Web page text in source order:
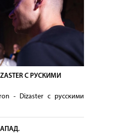
С РУСКИМИ
- Dizaster с русскими